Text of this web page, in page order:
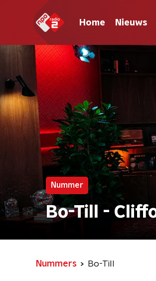
Home Nieuws
Nummer
Bo-Till -
Nummers Bo-Till